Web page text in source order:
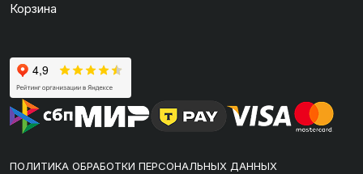
Корзина
ПОЛИТИКА ОБРАБОТКИ ПЕРСОНАЛЬНЫХ ДАННЫХ